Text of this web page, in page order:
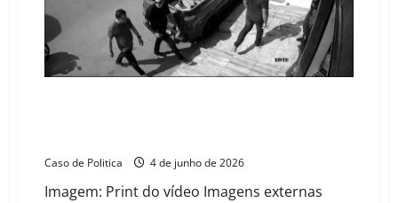
saúde:
“90%
da
demanda
é
da
Caso de Politica 4 de junho de 2026
Imagem: Print do vídeo Imagens externas